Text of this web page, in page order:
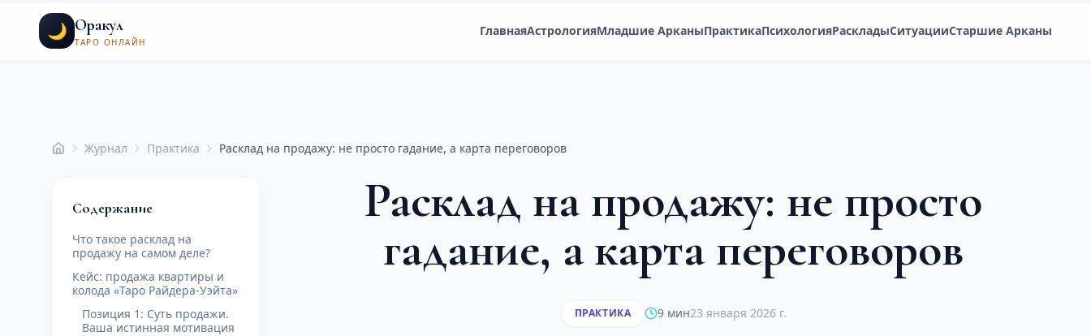
🌙 Оракул
ТАРО ОНЛАЙН
ГлавнаяАстрологияМладшие АрканыПрактикаПсихологияРаскладыСитуацииСтаршие Арканы
ГлавнаяЖурнал Практика Расклад на продажу: не просто гадание, а карта переговоров
Содержание
Что такое расклад на
продажу на самом деле?
Кейс: продажа квартиры и
колода «Таро Райдера-Уэйта»
Позиция 1: Суть продажи.
Ваша истинная мотивация
Расклад на продажу: не просто
гадание, а карта переговоров
ПРАКТИКА 9 мин23 января 2026 г.